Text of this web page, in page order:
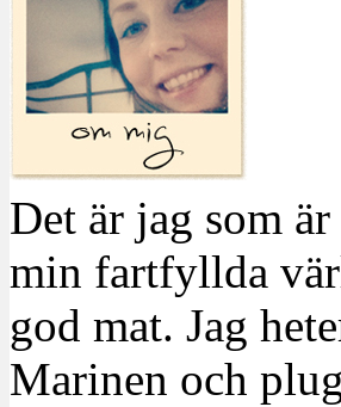
Det är jag som
min fartfyllda
god mat. Jag
Marinen och